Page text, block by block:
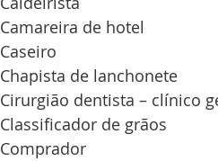
Camareira de hotel
Caseiro
Chapista de lanchonete
Cirurgião dentista – clínico
Classificador de grãos
Comprador